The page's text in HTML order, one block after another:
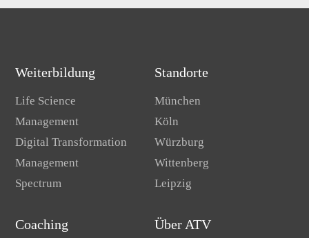
Weiterbildung
Life Science
Management
Digital Transformation
Management
Spectrum
Coaching
Standorte
München
Köln
Würzburg
Wittenberg
Leipzig
Über ATV